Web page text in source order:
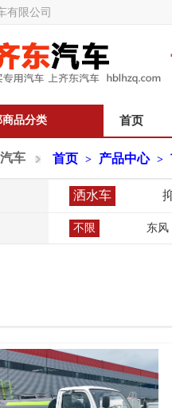
有限公司
商品分类 首页
车 首页 > 产品中心 >
洒水车
不限 东风